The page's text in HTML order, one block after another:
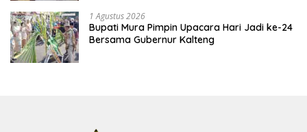
1 Agustus 2026
Bupati Mura Pimpin Upacara Hari Jadi ke-24
Bersama Gubernur Kalteng